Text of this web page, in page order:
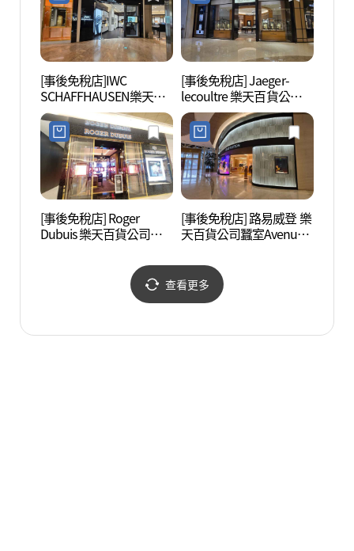
[事後免稅店]IWC
SCHAFFHAUSEN樂天百
貨公司蠶室Avenuel店
(IWC 샤프하우젠 롯데백
화점 잠실 에비뉴엘점)
[事後免稅店] Jaeger-
lecoultre 樂天百貨公司蠶
室Avenuel店(예거르쿨트
르 롯데백화점 잠실 에비
뉴엘점)
[事後免稅店] Roger
Dubuis 樂天百貨公司蠶
데백화점 잠실 에비뉴엘
[事後免稅店] 路易威登 樂
天百貨公司蠶室Avenuel
잠실 에비뉴엘점)
查看更多